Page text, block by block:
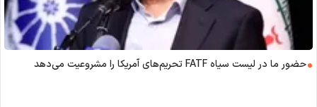
حضور ما در لیست سیاه FATF تحریم‌های آمریکا را مشروعیت می‌دهد